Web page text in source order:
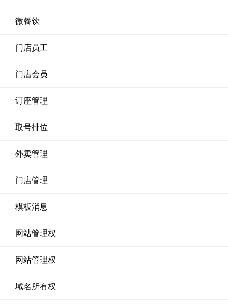
微餐饮
门店员工
门店会员
订座管理
取号排位
外卖管理
门店管理
模板消息
网站管理权
网站管理权
域名所有权